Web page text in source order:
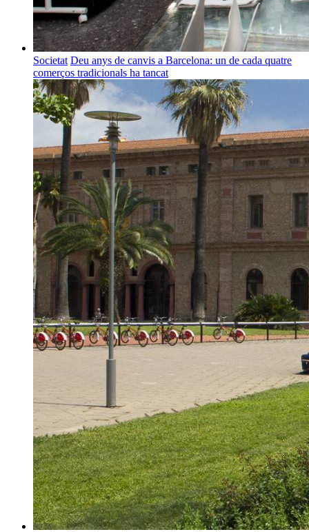
Societat Deu anys de canvis a Barcelona: un de cada quatre
comerços tradicionals ha tancat